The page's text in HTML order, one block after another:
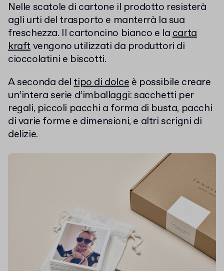
Nelle scatole di cartone il prodotto resisterà
agli urti del trasporto e manterrà la sua
freschezza. Il cartoncino bianco e lacarta
kraftvengono utilizzati da produttori di
cioccolatini e biscotti.
A seconda deltipo di dolceè possibile creare
un’intera serie d’imballaggi: sacchetti per
regali, piccoli pacchi a forma di busta, pacchi
di varie forme e dimensioni, e altri scrigni di
delizie.